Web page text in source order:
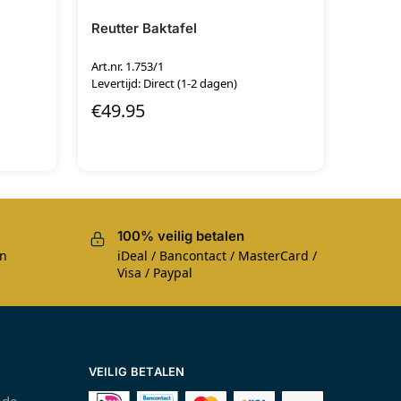
Reutter Baktafel
Art.nr. 1.753/1
Levertijd: Direct (1-2 dagen)
€49.95
100% veilig betalen
iDeal / Bancontact / MasterCard /
Visa / Paypal
VEILIG BETALEN